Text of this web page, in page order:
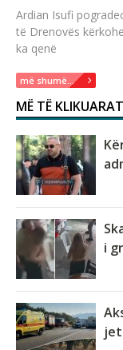
Ardian Isufi
të Drenovës
ka qenë
më shumë...
MË TË KLIKUARAT
i